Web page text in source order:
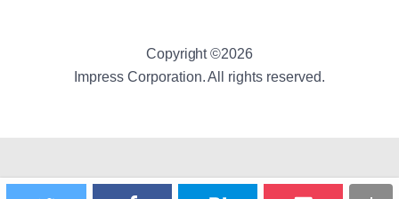
Copyright ©2026
Impress Corporation. All rights reserved.